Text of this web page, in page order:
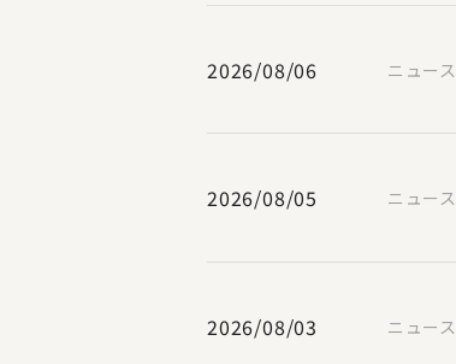
2026/08/06 ニュース
2026/08/05 ニュース
2026/08/03 ニュース